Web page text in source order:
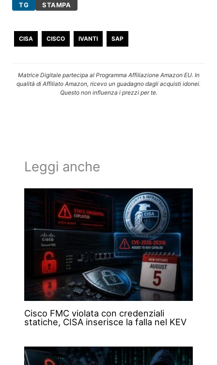
TG STAMPA
CISA CISCO IVANTI SAP
Matrice Digitale partecipa al Programma Affiliazione Amazon EU. In
qualità di Affiliato Amazon, ricevo un guadagno dagli acquisti idonei.
Questo non influenza i prezzi per te.
Leggi anche
Cisco FMC violata con credenziali
statiche, CISA inserisce la falla nel KEV